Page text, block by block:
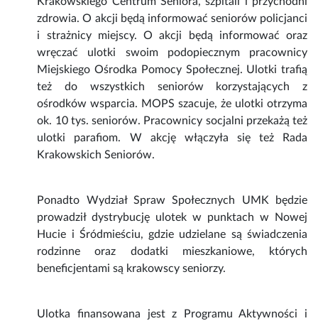
zdrowia. O akcji będą informować seniorów policjanci
i strażnicy miejscy. O akcji będą informować oraz
wręczać ulotki swoim podopiecznym pracownicy
Miejskiego Ośrodka Pomocy Społecznej. Ulotki trafią
też do wszystkich seniorów korzystających z
ośrodków wsparcia. MOPS szacuje, że ulotki otrzyma
ok. 10 tys. seniorów. Pracownicy socjalni przekażą też
ulotki parafiom. W akcję włączyła się też Rada
Krakowskich Seniorów.
Ponadto Wydział Spraw Społecznych UMK będzie
prowadził dystrybucję ulotek w punktach w Nowej
Hucie i Śródmieściu, gdzie udzielane są świadczenia
rodzinne oraz dodatki mieszkaniowe, których
beneficjentami są krakowscy seniorzy.
Ulotka finansowana jest z Programu Aktywności i